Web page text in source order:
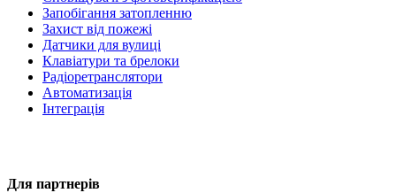
Запобігання затопленню
Захист від пожежі
Датчики для вулиці
Клавіатури та брелоки
Радіоретранслятори
Автоматизація
Інтеграція
Для партнерів